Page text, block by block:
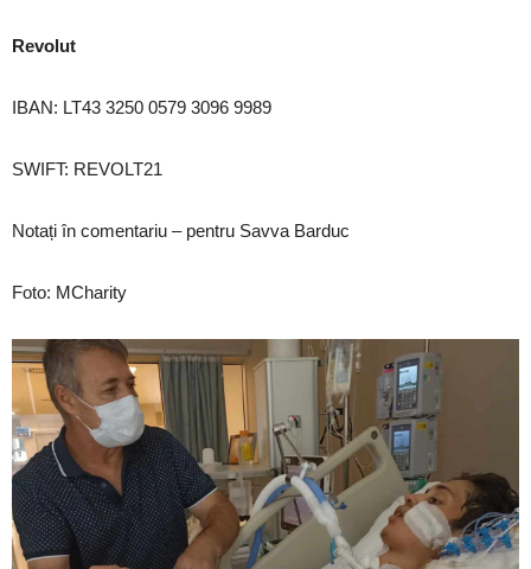
Revolut
IBAN: LT43 3250 0579 3096 9989
SWIFT: REVOLT21
Notați în comentariu – pentru Savva Barduc
Foto: MCharity